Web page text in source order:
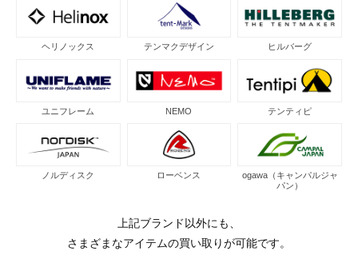
ヘリノックス テンマクデザイン ヒルバーグ
ユニフレーム NEMO テンティピ
ノルディスク ローベンス
ogawa（キャンパルジャ
パン）
上記ブランド以外にも、
さまざまなアイテムの買い取りが可能です。